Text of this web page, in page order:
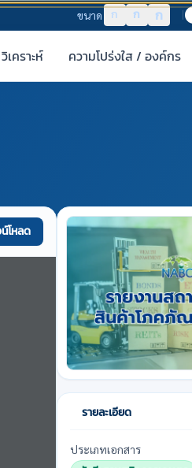
ขนาด ก ก ก
เคราะห์ ความโปร่งใส / องค์กร
โหลด
รายละเอียด
ประเภทเอกสาร